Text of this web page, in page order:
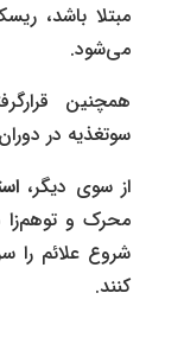
مبتلا باشد،
می‌شود.
همچنین
سوتغذیه در
از سوی دیگر،
محرک و توهم‌زا
شروع علائم را
کنند.